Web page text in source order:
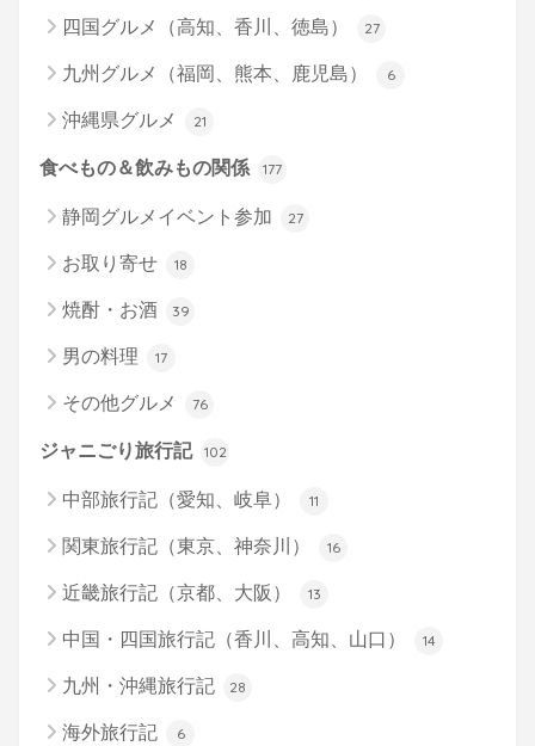
四国グルメ（高知、香川、徳島） 27
九州グルメ（福岡、熊本、鹿児島） 6
沖縄県グルメ 21
食べもの＆飲みもの関係 177
静岡グルメイベント参加 27
お取り寄せ 18
焼酎・お酒 39
男の料理 17
その他グルメ 76
ジャニごり旅行記 102
中部旅行記（愛知、岐阜） 11
関東旅行記（東京、神奈川） 16
近畿旅行記（京都、大阪） 13
中国・四国旅行記（香川、高知、山口） 14
九州・沖縄旅行記 28
海外旅行記 6